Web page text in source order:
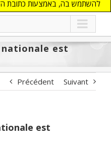
להשתמש בה, באמצעות כתובת
nationale est
Précédent Suivant
est